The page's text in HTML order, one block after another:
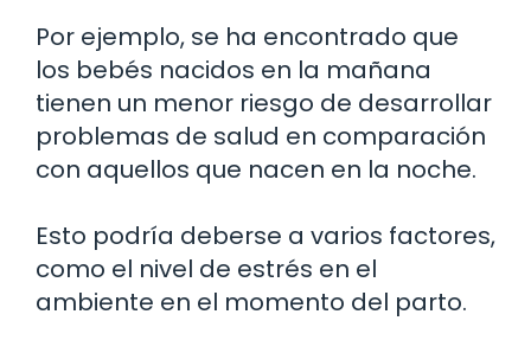
Por ejemplo, se ha encontrado que
los bebés nacidos en la mañana
tienen un menor riesgo de desarrollar
problemas de salud en comparación
con aquellos que nacen en la noche.
Esto podría deberse a varios factores,
como el nivel de estrés en el
ambiente en el momento del parto.